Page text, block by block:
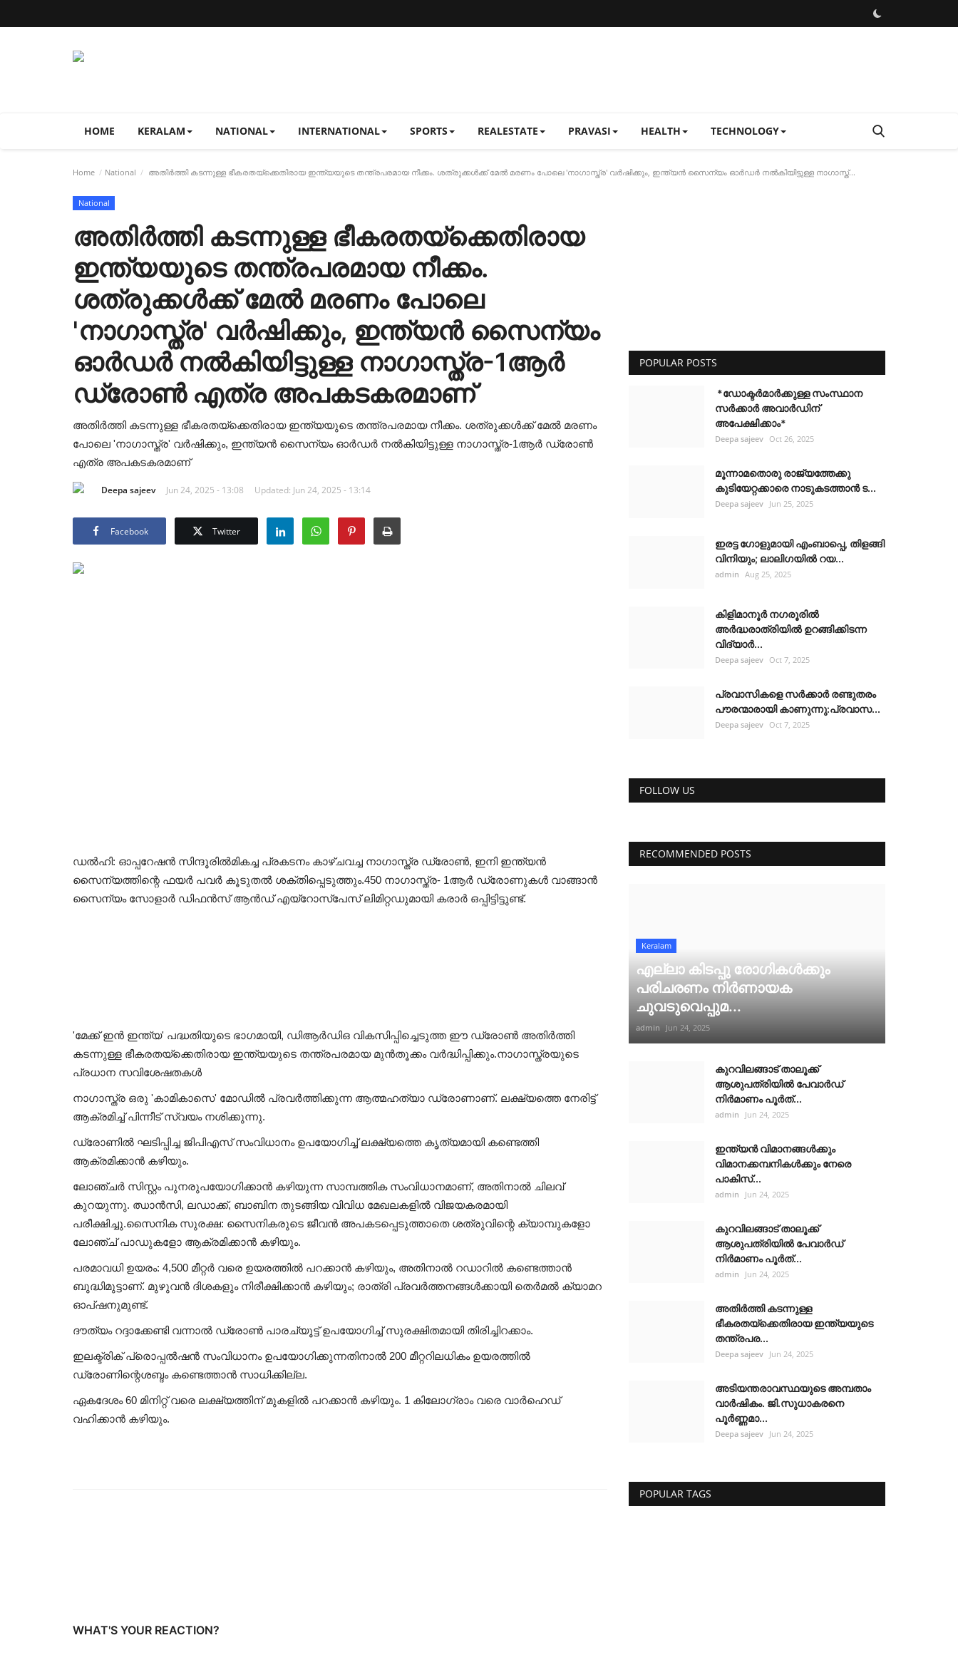
HOME KERALAM NATIONAL INTERNATIONAL SPORTS REALESTATE PRAVASI HEALTH TECHNOLOGY
Home National അതിർത്തി കടന്നുള്ള ഭീകരതയ്ക്കെതിരായ ഇന്ത്യയുടെ തന്ത്രപരമായ നീക്കം. ശത്രുക്കൾക്ക് മേൽ മരണം പോലെ 'നാഗാസ്ത്ര' വർഷിക്കും, ഇന്ത്യൻ സൈന്യം ഓർഡർ നൽകിയിട്ടുള്ള നാഗാസ്ത്...
National
അതിർത്തി കടന്നുള്ള ഭീകരതയ്ക്കെതിരായ
ഇന്ത്യയുടെ തന്ത്രപരമായ നീക്കം.
ശത്രുക്കൾക്ക് മേൽ മരണം പോലെ
'നാഗാസ്ത്ര' വർഷിക്കും, ഇന്ത്യൻ സൈന്യം
ഓർഡർ നൽകിയിട്ടുള്ള നാഗാസ്ത്ര-1ആർ
ഡ്രോൺ എത്ര അപകടകരമാണ്
അതിർത്തി കടന്നുള്ള ഭീകരതയ്ക്കെതിരായ ഇന്ത്യയുടെ തന്ത്രപരമായ നീക്കം. ശത്രുക്കൾക്ക് മേൽ മരണം
പോലെ 'നാഗാസ്ത്ര' വർഷിക്കും, ഇന്ത്യൻ സൈന്യം ഓർഡർ നൽകിയിട്ടുള്ള നാഗാസ്ത്ര-1ആർ ഡ്രോൺ
എത്ര അപകടകരമാണ്
Deepa sajeev Jun 24, 2025 - 13:08 Updated: Jun 24, 2025 - 13:14
Facebook Twitter
ഡൽഹി: ഓപ്പറേഷൻ സിന്ദൂരിൽമികച്ച പ്രകടനം കാഴ്‌ചവച്ച നാഗാസ്ത്ര ഡ്രോൺ, ഇനി ഇന്ത്യൻ
സൈന്യത്തിന്റെ ഫയർ പവർ കൂടുതൽ ശക്തിപ്പെടുത്തും.450 നാഗാസ്ത്ര- 1ആർ ഡ്രോണുകൾ വാങ്ങാൻ
സൈന്യം സോളാർ ഡിഫൻസ് ആൻഡ് എയ്റോസ്പേസ് ലിമിറ്റഡുമായി കരാർ ഒപ്പിട്ടിട്ടുണ്ട്.
'മേക്ക് ഇൻ ഇന്ത്യ' പദ്ധതിയുടെ ഭാഗമായി, ഡിആർഡിഒ വികസിപ്പിച്ചെടുത്ത ഈ ഡ്രോൺ അതിർത്തി
കടന്നുള്ള ഭീകരതയ്ക്കെതിരായ ഇന്ത്യയുടെ തന്ത്രപരമായ മുൻതൂക്കം വർദ്ധിപ്പിക്കും.നാഗാസ്ത്രയുടെ
പ്രധാന സവിശേഷതകൾ
നാഗാസ്ത്ര ഒരു 'കാമികാസെ' മോഡിൽ പ്രവർത്തിക്കുന്ന ആത്മഹത്യാ ഡ്രോണാണ്. ലക്ഷ്യത്തെ നേരിട്ട്
ആക്രമിച്ച് പിന്നീട് സ്വയം നശിക്കുന്നു.
ഡ്രോണിൽ ഘടിപ്പിച്ച ജിപിഎസ് സംവിധാനം ഉപയോഗിച്ച് ലക്ഷ്യത്തെ കൃത്യമായി കണ്ടെത്തി
ആക്രമിക്കാൻ കഴിയും.
ലോഞ്ചർ സിസ്റ്റം പുനരുപയോഗിക്കാൻ കഴിയുന്ന സാമ്പത്തിക സംവിധാനമാണ്, അതിനാൽ ചിലവ്
കുറയുന്നു. ഝാൻസി, ലഡാക്ക്, ബാബിന തുടങ്ങിയ വിവിധ മേഖലകളിൽ വിജയകരമായി
പരീക്ഷിച്ചു.സൈനിക സുരക്ഷ: സൈനികരുടെ ജീവൻ അപകടപ്പെടുത്താതെ ശത്രുവിന്റെ ക്യാമ്പുകളോ
ലോഞ്ച് പാഡുകളോ ആക്രമിക്കാൻ കഴിയും.
പരമാവധി ഉയരം: 4,500 മീറ്റർ വരെ ഉയരത്തിൽ പറക്കാൻ കഴിയും, അതിനാൽ റഡാറിൽ കണ്ടെത്താൻ
ബുദ്ധിമുട്ടാണ്. മുഴുവൻ ദിശകളും നിരീക്ഷിക്കാൻ കഴിയും; രാത്രി പ്രവർത്തനങ്ങൾക്കായി തെർമൽ ക്യാമറ
ഓപ്ഷനുമുണ്ട്.
ദൗത്യം റദ്ദാക്കേണ്ടി വന്നാൽ ഡ്രോൺ പാരച്യൂട്ട് ഉപയോഗിച്ച് സുരക്ഷിതമായി തിരിച്ചിറക്കാം.
ഇലക്ട്രിക് പ്രൊപ്പൽഷൻ സംവിധാനം ഉപയോഗിക്കുന്നതിനാൽ 200 മീറ്ററിലധികം ഉയരത്തിൽ
ഡ്രോണിന്റെശബ്ദം കണ്ടെത്താൻ സാധിക്കില്ല.
ഏകദേശം 60 മിനിറ്റ് വരെ ലക്ഷ്യത്തിന് മുകളിൽ പറക്കാൻ കഴിയും. 1 കിലോഗ്രാം വരെ വാർഹെഡ്
വഹിക്കാൻ കഴിയും.
WHAT'S YOUR REACTION?
POPULAR POSTS
*ഡോക്ടർമാർക്കുള്ള സംസ്ഥാന
സർക്കാർ അവാർഡിന്
അപേക്ഷിക്കാം*
Deepa sajeev Oct 26, 2025
മൂന്നാമതൊരു രാജ്യത്തേക്കു
കുടിയേറ്റക്കാരെ നാടുകടത്താൻ ട...
Deepa sajeev Jun 25, 2025
ഇരട്ട ഗോളുമായി എംബാപ്പെ, തിളങ്ങി
വിനിയും; ലാലിഗയില്‍ റയ...
admin Aug 25, 2025
കിളിമാനൂർ നഗരൂരിൽ
അർദ്ധരാത്രിയിൽ ഉറങ്ങിക്കിടന്ന
വിദ്യാർ...
Deepa sajeev Oct 7, 2025
പ്രവാസികളെ സർക്കാർ രണ്ടുതരം
പൗരന്മാരായി കാണുന്നു:പ്രവാസ...
Deepa sajeev Oct 7, 2025
FOLLOW US
RECOMMENDED POSTS
Keralam
എല്ലാ കിടപ്പു രോഗികൾക്കും
പരിചരണം നിർണായക
ചുവടുവെപ്പുമ...
admin Jun 24, 2025
കുറവിലങ്ങാട് താലൂക്ക്
ആശുപത്രിയിൽ പേവാർഡ്
നിർമാണം പൂർത്...
admin Jun 24, 2025
ഇന്ത്യൻ വിമാനങ്ങൾക്കും
വിമാനക്കമ്പനികൾക്കും നേരെ
പാകിസ്...
admin Jun 24, 2025
കുറവിലങ്ങാട് താലൂക്ക്
ആശുപത്രിയിൽ പേവാർഡ്
നിർമാണം പൂർത്...
admin Jun 24, 2025
അതിർത്തി കടന്നുള്ള
ഭീകരതയ്ക്കെതിരായ ഇന്ത്യയുടെ
തന്ത്രപര...
Deepa sajeev Jun 24, 2025
അടിയന്തരാവസ്ഥയുടെ അമ്പതാം
വാർഷികം. ജി.സുധാകരനെ
പൂർണ്ണമാ...
Deepa sajeev Jun 24, 2025
POPULAR TAGS